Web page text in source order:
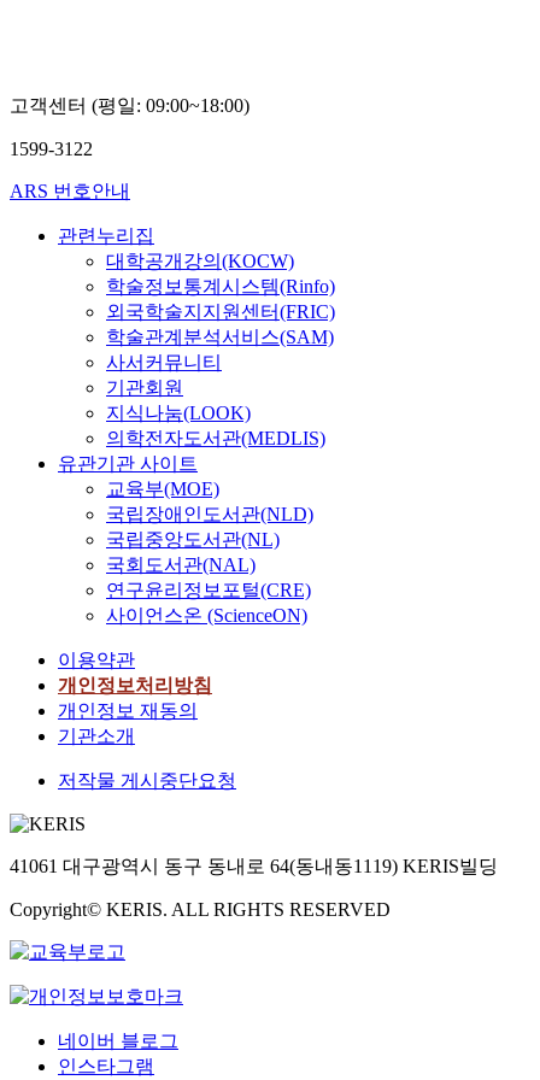
고객센터 (평일: 09:00~18:00)
1599-3122
ARS 번호안내
관련누리집
대학공개강의(KOCW)
학술정보통계시스템(Rinfo)
외국학술지지원센터(FRIC)
학술관계분석서비스(SAM)
사서커뮤니티
기관회원
지식나눔(LOOK)
의학전자도서관(MEDLIS)
유관기관 사이트
교육부(MOE)
국립장애인도서관(NLD)
국립중앙도서관(NL)
국회도서관(NAL)
연구윤리정보포털(CRE)
사이언스온 (ScienceON)
이용약관
개인정보처리방침
개인정보 재동의
기관소개
저작물 게시중단요청
41061 대구광역시 동구 동내로 64(동내동1119) KERIS빌딩
Copyright© KERIS. ALL RIGHTS RESERVED
네이버 블로그
인스타그램